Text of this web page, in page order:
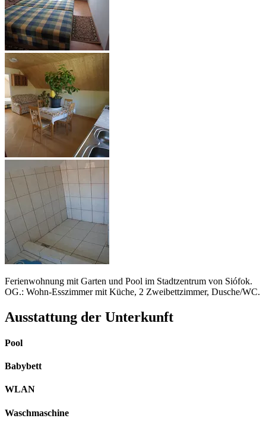
Ferienwohnung mit Garten und Pool im Stadtzentrum von Siófok.
OG.: Wohn-Esszimmer mit Küche, 2 Zweibettzimmer, Dusche/WC.
Ausstattung der Unterkunft
Pool
Babybett
WLAN
Waschmaschine